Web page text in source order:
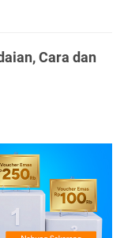
Cara dan